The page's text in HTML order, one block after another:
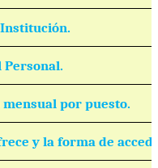
por puesto.
y la forma de